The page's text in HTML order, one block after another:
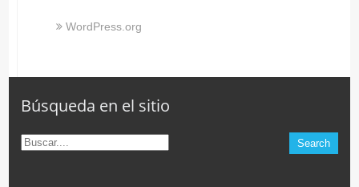
WordPress.org
Búsqueda en el sitio